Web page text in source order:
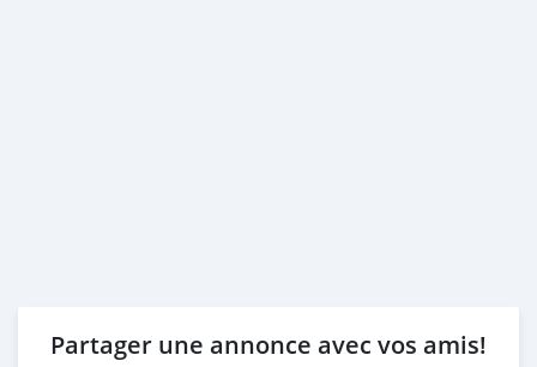
Partager une annonce avec vos amis!